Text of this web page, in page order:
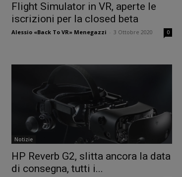
Flight Simulator in VR, aperte le
iscrizioni per la closed beta
Alessio «Back To VR» Menegazzi 3 Ottobre 2020 0
Notizie
HP Reverb G2, slitta ancora la data
di consegna, tutti i...